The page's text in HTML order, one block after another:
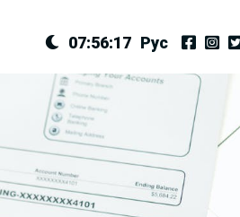
07:56:17 Рус